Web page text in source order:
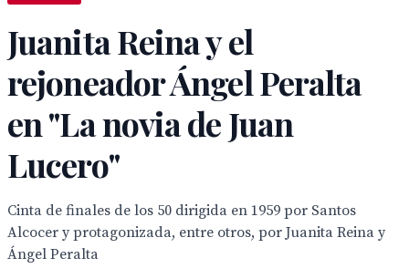
Juanita Reina y el
rejoneador Ángel Peralta
en "La novia de Juan
Lucero"
Cinta de finales de los 50 dirigida en 1959 por Santos
Alcocer y protagonizada, entre otros, por Juanita Reina y
Ángel Peralta